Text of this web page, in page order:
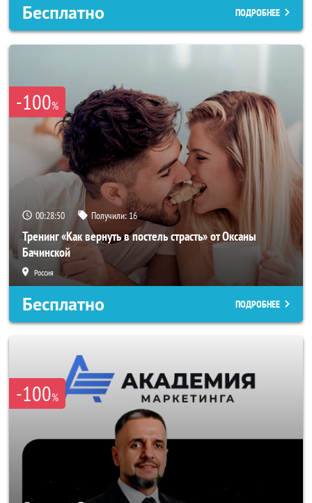
Бесплатно ПОДРОБНЕЕ
-100%
00:28:47 Получили: 16
Тренинг «Как вернуть в постель страсть» от Оксаны
Бачинской
Россия
Бесплатно ПОДРОБНЕЕ
-100%